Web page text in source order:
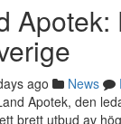
Apotek:
ago News
Apotek, den
brett utbud av